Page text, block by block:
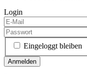
Login
Eingeloggt bleiben